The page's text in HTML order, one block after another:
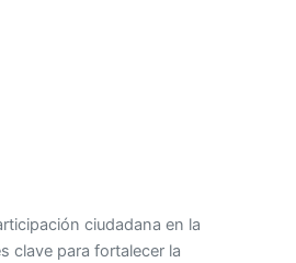
ciudadana en la
clave para fortalecer la